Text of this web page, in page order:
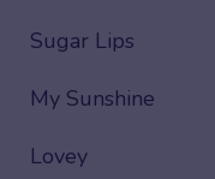
Sugar Lips
My Sunshine
Lovey